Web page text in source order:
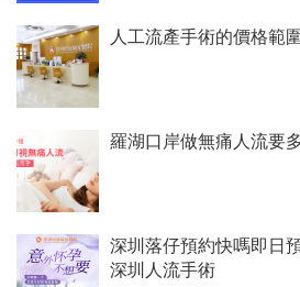
人工流產手術的價格範
羅湖口岸做無痛人流要
深圳落仔預約快嗎即日
深圳人流手術